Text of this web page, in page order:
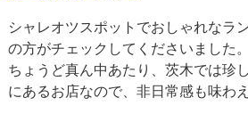
シャレオツスポットでおしゃれなラ
の方がチェックしてくださいました
ちょうど真ん中あたり、茨木では珍
にあるお店なので、非日常感も味わ